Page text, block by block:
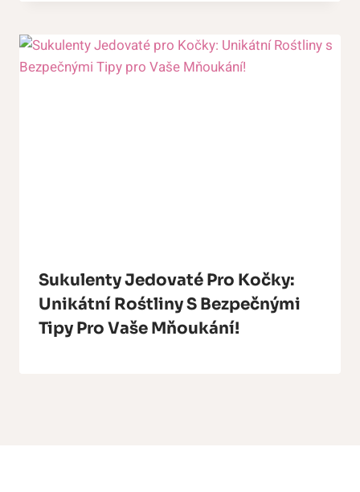
Sukulenty Jedovaté Pro Kočky:
Unikátní Rośtliny S Bezpečnými
Tipy Pro Vaše Mňoukání!